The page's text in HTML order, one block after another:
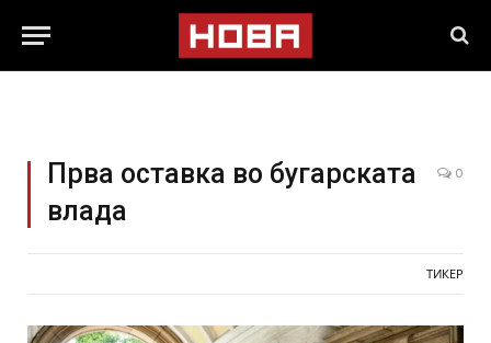
Прва оставка во бугарската
влада
0
ТИКЕР